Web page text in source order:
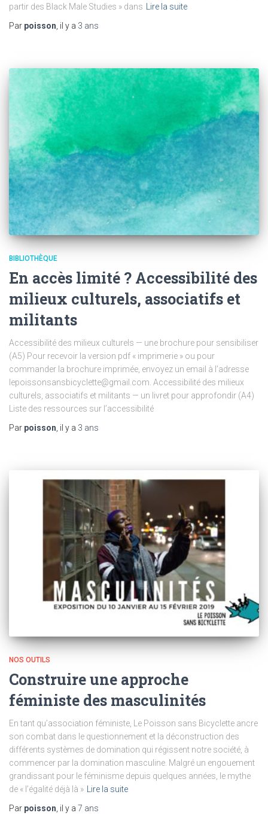
partir des Black Male Studies » dans
Lire la suite
Par poisson , il y a 3 ans
BIBLIOTHÈQUE
En accès limité ? Accessibilité des
milieux culturels, associatifs et
militants
Accessibilité des milieux culturels — une brochure pour sensibiliser
(A5) Pour recevoir la version pdf « imprimerie » ou pour
commander la brochure imprimée, envoyez un email à l’adresse
lepoissonsansbicyclette@gmail.com. Accessibilité des milieux
culturels, associatifs et militants — un livret pour approfondir (A4)
Liste des ressources sur l’accessibilité
Par poisson , il y a 3 ans
NOS OUTILS
Construire une approche
féministe des masculinités
En tant qu’association féministe, Le Poisson sans Bicyclette ancre
son combat dans le questionnement et la déconstruction des
différents systèmes de domination qui régissent notre société, à
commencer par la domination masculine. Malgré un engouement
grandissant pour le féminisme depuis quelques années, le mythe
de « l’égalité déjà là » Lire la suite
Par poisson, il y a 7 ans